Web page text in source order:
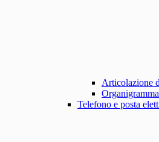
Articolazione
Organigramma
Telefono e posta